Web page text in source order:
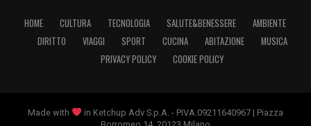
HOME CULTURA TECNOLOGIA SALUTE&BENESSERE
AMBIENTE
DIRITTO
VIAGGI SPORT CUCINA ABITAZIONE
MUSICA
PRIVACY POLICY
COOKIE POLICY
Made with
in Ketchup Adv S.p.A. - PIVA.09211640967 | Piazza